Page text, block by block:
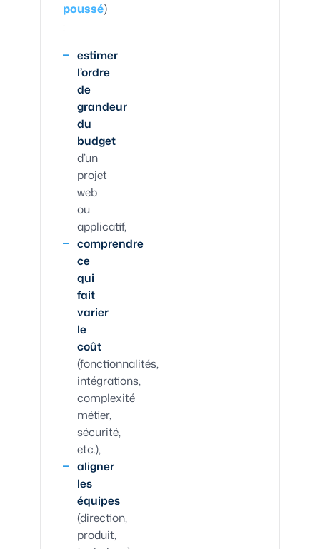
poussé)
:
estimer
l’ordre
de
grandeur
du
budget
d’un
projet
web
ou
applicatif,
comprendre
ce
qui
fait
varier
le
coût
(fonctionnalités,
intégrations,
complexité
métier,
sécurité,
etc.),
aligner
les
équipes
(direction,
produit,